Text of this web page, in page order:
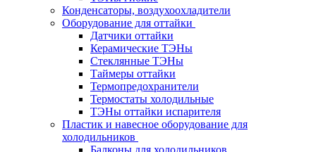
Конденсаторы, воздухоохладители
Оборудование для оттайки
Датчики оттайки
Керамические ТЭНы
Стеклянные ТЭНы
Таймеры оттайки
Термопредохранители
Термостаты холодильные
ТЭНы оттайки испарителя
Пластик и навесное оборудование для
холодильников
Балконы для холодильников